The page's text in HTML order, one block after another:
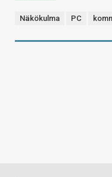
Näkökulma PC